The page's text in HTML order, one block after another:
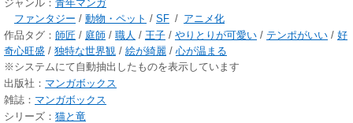
ジャンル： 青年マンガ
ファンタジー / 動物・ペット / SF / アニメ化
作品タグ： 師匠 / 庭師 / 職人 / 王子 / やりとりが可愛い / テンポがいい / 好
奇心旺盛 / 独特な世界観 / 絵が綺麗 / 心が温まる
※システムにて自動抽出したものを表示しています
出版社： マンガボックス
雑誌： マンガボックス
シリーズ： 猫と竜